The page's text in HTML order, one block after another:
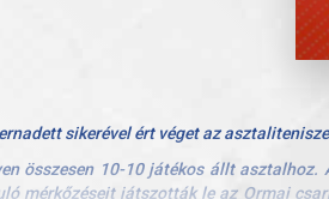
érdekében” – mondta el Vígh Zsolt.
Szvitacs Alexa és Barcsai
sikerével ért véget az
összesen 10-10 játékos állt
mérkőzéseit játszották le az Ormai